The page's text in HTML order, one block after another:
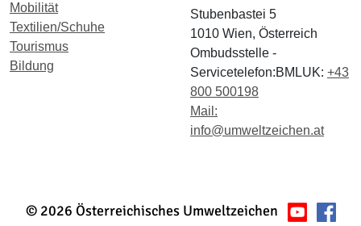
Mobilität
Textilien/Schuhe
Tourismus
Bildung
Stubenbastei 5
1010 Wien, Österreich
Ombudsstelle -
Servicetelefon:BMLUK: +43
800 500198
Mail:
info@umweltzeichen.at
© 2026 Österreichisches Umweltzeichen